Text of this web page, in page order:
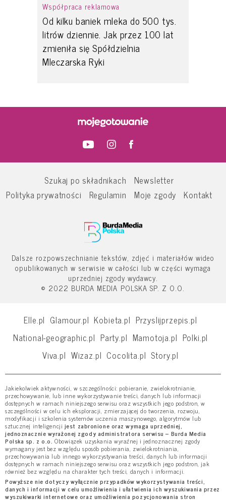
Współpraca reklamowa
Od kilku baniek mleka do 500 tys.
litrów dziennie. Jak przez 100 lat
zmieniła się Spółdzielnia
Mleczarska Ryki
Szukaj po składnikach
Newsletter
Polityka prywatności
Regulamin Moje zgody Kontakt
Dalsze rozpowszechnianie tekstów, zdjęć i materiałów wideo
opublikowanych w serwisie w całości lub w części wymaga
uprzedniej zgody wydawcy.
© 2022 BURDA MEDIA POLSKA SP. Z O.O.
Elle.pl Glamour.pl Kobieta.pl Przyslijprzepis.pl
National-geographic.pl Party.pl Mamotoja.pl Polki.pl
Viva.pl Wizaz.pl Cocolita.pl Story.pl
Jakiekolwiek aktywności, w szczególności: pobieranie, zwielokrotnianie,
przechowywanie, lub inne wykorzystywanie treści, danych lub informacji
dostępnych w ramach niniejszego serwisu oraz wszystkich jego podstron, w
szczególności w celu ich eksploracji, zmierzającej do tworzenia, rozwoju,
modyfikacji i szkolenia systemów uczenia maszynowego, algorytmów lub
sztucznej inteligencji jest zabronione oraz wymaga uprzedniej,
jednoznacznie wyrażonej zgody administratora serwisu – Burda Media
Polska sp. z o.o. Obowiązek uzyskania wyraźnej i jednoznacznej zgody
wymagany jest bez względu sposób pobierania, zwielokrotniania,
przechowywania lub innego wykorzystywania treści, danych lub informacji
dostępnych w ramach niniejszego serwisu oraz wszystkich jego podstron, jak
również bez względu na charakter tych treści, danych i informacji.
Powyższe nie dotyczy wyłącznie przypadków wykorzystywania treści,
danych i informacji w celu umożliwienia i ułatwienia ich wyszukiwania przez
wyszukiwarki internetowe oraz umożliwienia pozycjonowania stron